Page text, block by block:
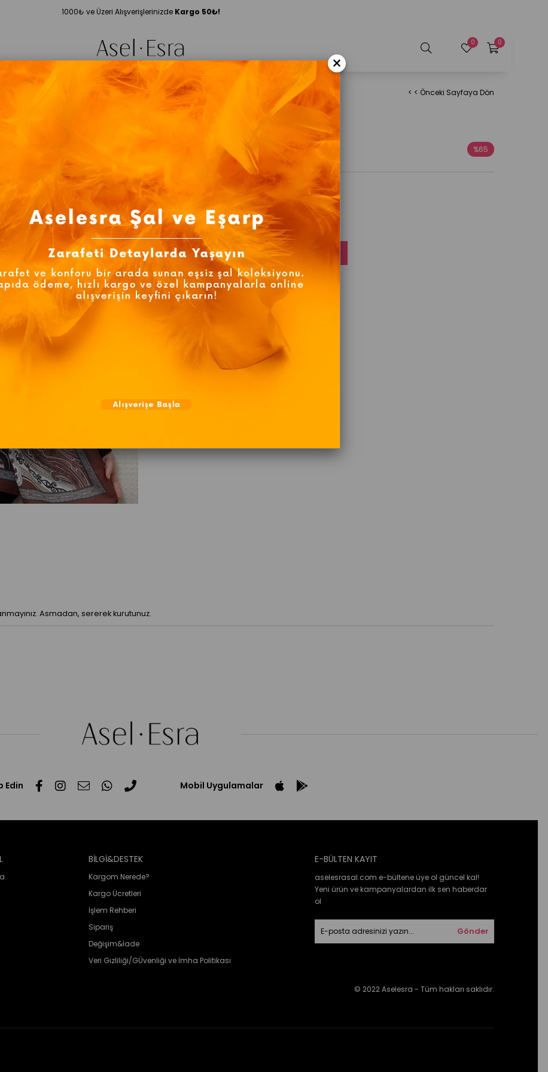
1000₺ ve Üzeri Alışverişlerinizde Kargo 50₺!
0
0
Bordo 8 < < Önceki Sayfaya Dön
Özel Pamuk Vual Bordo 8
₺199,99 %65
Asmadan, sererek kurutunuz.
Edin Mobil Uygulamalar
BİLGİ&DESTEK
Kargom Nerede?
Kargo Ücretleri
İşlem Rehberi
Sipariş
Değişim&İade
Veri Gizliliği/GÜvenliği ve İmha Politikası
E-BÜLTEN KAYIT
aselesrasal.com e-bültene üye ol güncel kal!
Yeni ürün ve kampanyalardan ilk sen haberdar
ol
Gönder
© 2022 Aselesra - Tüm hakları saklıdır.
×